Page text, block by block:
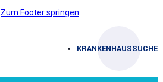
Zum Footer springen
KRANKENHAUSSUCHE